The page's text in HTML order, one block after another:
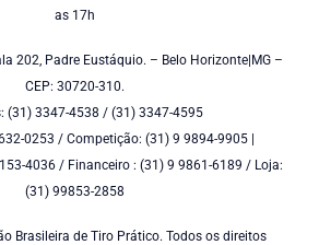
as 17h
202, Padre Eustáquio. – Belo Horizonte|MG –
CEP: 30720-310.
(31) 3347-4538 / (31) 3347-4595
0253 / Competição: (31) 9 9894-9905 |
4036 / Financeiro : (31) 9 9861-6189 / Loja:
(31) 99853-2858
Brasileira de Tiro Prático. Todos os direitos